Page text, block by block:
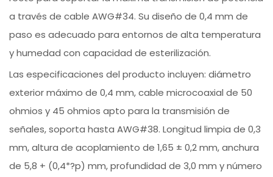
a través de cable AWG#34. Su diseño de 0,4 mm de
paso es adecuado para entornos de alta temperatura
y humedad con capacidad de esterilización.
Las especificaciones del producto incluyen: diámetro
exterior máximo de 0,4 mm, cable microcoaxial de 50
ohmios y 45 ohmios apto para la transmisión de
señales, soporta hasta AWG#38. Longitud limpia de 0,3
mm, altura de acoplamiento de 1,65 ± 0,2 mm, anchura
de 5,8 + (0,4*?p) mm, profundidad de 3,0 mm y número